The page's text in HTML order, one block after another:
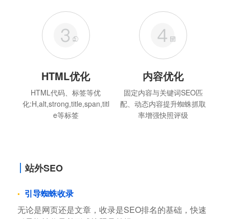
HTML优化
HTML代码、标签等优
化:H,alt,strong,title,span,titl
e等标签
内容优化
固定内容与关键词SEO匹
配、动态内容提升蜘蛛抓取
率增强快照评级
站外SEO
引导蜘蛛收录
无论是网页还是文章，收录是SEO排名的基础，快速